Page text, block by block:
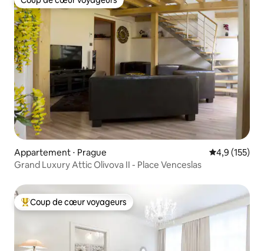
Coup de cœur voyageurs
Appartement ⋅ Prague Évaluation
4,9 (155)
Grand Luxury Attic Olivova II - Place Venceslas
Coups de cœur voyageurs les plus appréciés
Coup de cœur voyageurs